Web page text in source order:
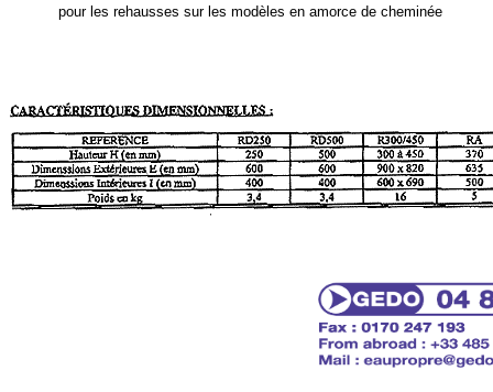
pour les rehausses sur les modèles en amorce de cheminée